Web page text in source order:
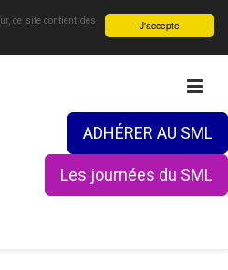
J'accepte
ce site contient des
ADHÉRER AU SML
Les journées du SML